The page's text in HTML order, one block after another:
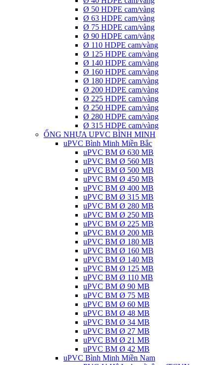
Ø 50 HDPE cam/vàng
Ø 63 HDPE cam/vàng
Ø 75 HDPE cam/vàng
Ø 90 HDPE cam/vàng
Ø 110 HDPE cam/vàng
Ø 125 HDPE cam/vàng
Ø 140 HDPE cam/vàng
Ø 160 HDPE cam/vàng
Ø 180 HDPE cam/vàng
Ø 200 HDPE cam/vàng
Ø 225 HDPE cam/vàng
Ø 250 HDPE cam/vàng
Ø 280 HDPE cam/vàng
Ø 315 HDPE cam/vàng
ỐNG NHỰA UPVC BÌNH MINH
uPVC Bình Minh Miền Bắc
uPVC BM Ø 630 MB
uPVC BM Ø 560 MB
uPVC BM Ø 500 MB
uPVC BM Ø 450 MB
uPVC BM Ø 400 MB
uPVC BM Ø 315 MB
uPVC BM Ø 280 MB
uPVC BM Ø 250 MB
uPVC BM Ø 225 MB
uPVC BM Ø 200 MB
uPVC BM Ø 180 MB
uPVC BM Ø 160 MB
uPVC BM Ø 140 MB
uPVC BM Ø 125 MB
uPVC BM Ø 110 MB
uPVC BM Ø 90 MB
uPVC BM Ø 75 MB
uPVC BM Ø 60 MB
uPVC BM Ø 48 MB
uPVC BM Ø 34 MB
uPVC BM Ø 27 MB
uPVC BM Ø 21 MB
uPVC BM Ø 42 MB
uPVC Bình Minh Miền Nam